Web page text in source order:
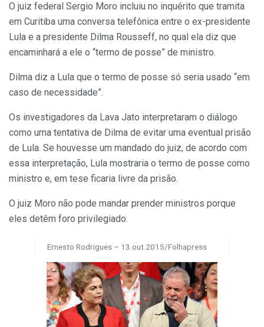
O juiz federal Sergio Moro incluiu no inquérito que tramita
em Curitiba uma conversa telefônica entre o ex-presidente
Lula e a presidente Dilma Rousseff, no qual ela diz que
encaminhará a ele o “termo de posse” de ministro.
Dilma diz a Lula que o termo de posse só seria usado “em
caso de necessidade”.
Os investigadores da Lava Jato interpretaram o diálogo
como uma tentativa de Dilma de evitar uma eventual prisão
de Lula. Se houvesse um mandado do juiz, de acordo com
essa interpretação, Lula mostraria o termo de posse como
ministro e, em tese ficaria livre da prisão.
O juiz Moro não pode mandar prender ministros porque
eles detêm foro privilegiado.
Ernesto Rodrigues – 13.out.2015/Folhapress